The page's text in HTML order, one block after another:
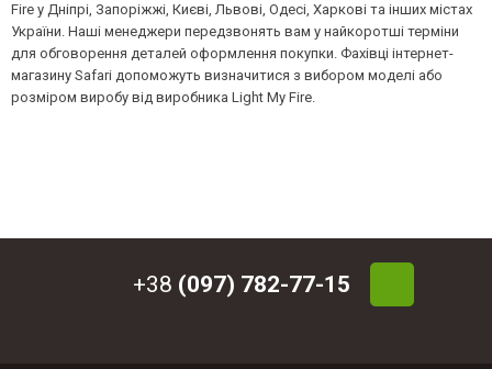
Fire у Дніпрі, Запоріжжі, Києві, Львові, Одесі, Харкові та інших містах
України. Наші менеджери передзвонять вам у найкоротші терміни
для обговорення деталей оформлення покупки. Фахівці інтернет-
магазину Safari допоможуть визначитися з вибором моделі або
розміром виробу від виробника Light My Fire.
+38 (097) 782-77-15